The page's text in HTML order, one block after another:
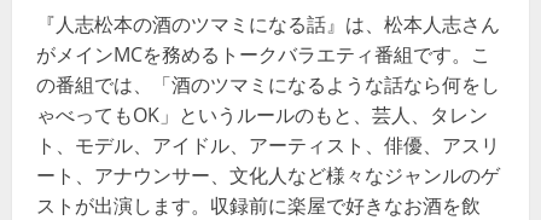
『人志松本の酒のツマミになる話』は、松本人志さん
がメインMCを務めるトークバラエティ番組です。こ
の番組では、「酒のツマミになるような話なら何をし
ゃべってもOK」というルールのもと、芸人、タレン
ト、モデル、アイドル、アーティスト、俳優、アスリ
ート、アナウンサー、文化人など様々なジャンルのゲ
ストが出演します。収録前に楽屋で好きなお酒を飲